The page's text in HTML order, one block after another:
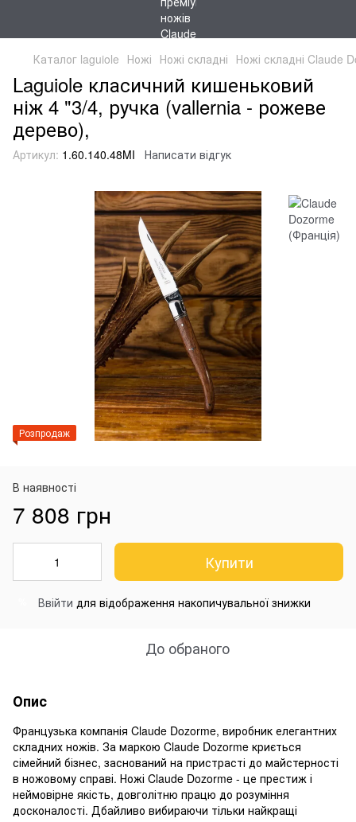
Каталог laguiole Ножі Ножі складні Ножі складні Claude
Laguiole класичний кишеньковий
ніж 4 "3/4, ручка (vallernia - рожеве
дерево),
Артикул: 1.60.140.48MI Написати відгук
Розпродаж
В наявності
7 808 грн
Купити
Ввійти для відображення накопичувальної знижки
До обраного
Опис
Французька компанія Claude Dozorme, виробник елегантних
складних ножів. За маркою Claude Dozorme криється
сімейний бізнес, заснований на пристрасті до майстерності
в ножовому справі. Ножі Claude Dozorme - це престиж і
неймовірне якість, довголітню працю до розуміння
досконалості. Дбайливо вибираючи тільки найкращі